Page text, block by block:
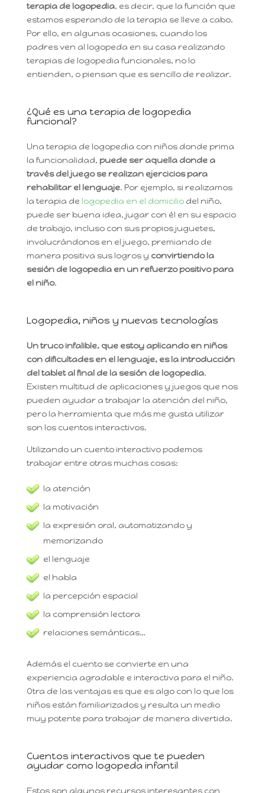
terapia de logopedia, es decir, que la función que
estamos esperando de la terapia se lleve a cabo.
Por ello, en algunas ocasiones, cuando los
padres ven al logopeda en su casa realizando
terapias de logopedia funcionales, no lo
entienden, o piensan que es sencillo de realizar.
¿Qué es una terapia de logopedia
funcional?
Una terapia de logopedia con niños donde prima
la funcionalidad, puede ser aquella donde a
través del juego se realizan ejercicios para
rehabilitar el lenguaje. Por ejemplo, si realizamos
la terapia de logopedia en el domiciliodel niño,
puede ser buena idea, jugar con él en su espacio
de trabajo, incluso con sus propios juguetes,
involucrándonos en el juego, premiando de
manera positiva sus logros y convirtiendo la
sesión de logopedia en un refuerzo positivo para
el niño.
Logopedia, niños y nuevas tecnologías
Un truco infalible, que estoy aplicando en niños
con dificultades en el lenguaje, es la introducción
del tablet al final de la sesión de logopedia.
Existen multitud de aplicaciones y juegos que nos
pueden ayudar a trabajar la atención del niño,
pero la herramienta que más me gusta utilizar
son los cuentos interactivos.
Utilizando un cuento interactivo podemos
trabajar entre otras muchas cosas:
la atención
la motivación
la expresión oral, automatizando y
memorizando
el lenguaje
el habla
la percepción espacial
la comprensión lectora
relaciones semánticas…
Además el cuento se convierte en una
experiencia agradable e interactiva para el niño.
Otra de las ventajas es que es algo con lo que los
niños están familiarizados y resulta un medio
muy potente para trabajar de manera divertida.
Cuentos interactivos que te pueden
ayudar como logopeda infantil
Estos son algunos recursos interesantes con